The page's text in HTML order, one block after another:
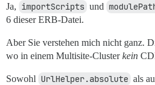
Ja, importScripts und
6 dieser ERB-Datei.
Aber Sie verstehen mich nicht ganz.
wo in einem Multisite-Clusterkein
Sowohl UrlHelper.absolute als